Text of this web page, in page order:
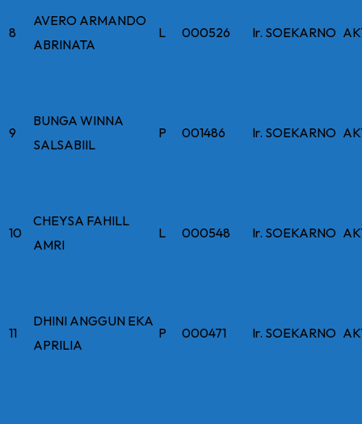
8
AVERO ARMANDO
ABRINATA
L 000526 Ir. SOEKARNO
9
BUNGA WINNA
SALSABIIL
P 001486 Ir. SOEKARNO
10
CHEYSA FAHILL
AMRI
L 000548 Ir. SOEKARNO
11
DHINI ANGGUN EKA
APRILIA
P 000471 Ir. SOEKARNO